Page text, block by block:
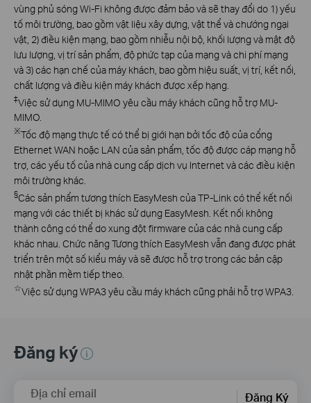
vùng phủ sóng Wi-Fi không được đảm bảo và sẽ thay đổi do 1) yếu
tố môi trường, bao gồm vật liệu xây dựng, vật thể và chướng ngại
vật, 2) điều kiện mạng, bao gồm nhiễu nội bộ, khối lượng và mật độ
lưu lượng, vị trí sản phẩm, độ phức tạp của mạng và chi phí mạng
và 3) các hạn chế của máy khách, bao gồm hiệu suất, vị trí, kết nối,
chất lượng và điều kiện máy khách được xếp hạng.
‡Việc sử dụng MU-MIMO yêu cầu máy khách cũng hỗ trợ MU-
MIMO.
※Tốc độ mạng thực tế có thể bị giới hạn bởi tốc độ của cổng
Ethernet WAN hoặc LAN của sản phẩm, tốc độ được cáp mạng hỗ
trợ, các yếu tố của nhà cung cấp dịch vụ Internet và các điều kiện
môi trường khác.
§Các sản phẩm tương thích EasyMesh của TP-Link có thể kết nối
mạng với các thiết bị khác sử dụng EasyMesh. Kết nối không
thành công có thể do xung đột firmware của các nhà cung cấp
khác nhau. Chức năng Tương thích EasyMesh vẫn đang được phát
triển trên một số kiểu máy và sẽ được hỗ trợ trong các bản cập
nhật phần mềm tiếp theo.
☆Việc sử dụng WPA3 yêu cầu máy khách cũng phải hỗ trợ WPA3.
Đăng ký
Địa chỉ email Đăng Ký